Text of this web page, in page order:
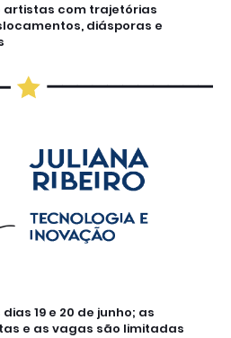
artistas com trajetórias
diásporas e
19 e 20 de junho; as
e as vagas são limitadas